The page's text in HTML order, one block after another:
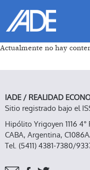
Actualmente no hay
IADE / REALIDAD
Sitio registrado bajo el
Hipólito Yrigoyen 1116 4°
CABA, Argentina,
Tel. (5411) 4381-7380/